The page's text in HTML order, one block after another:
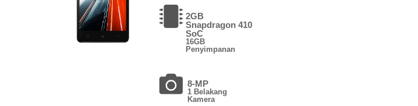
2GB
Snapdragon 410
SoC
16GB
Penyimpanan
8-MP
1 Belakang
Kamera